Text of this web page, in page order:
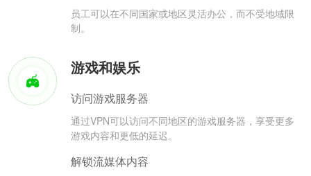
员工可以在不同国家或地区灵活办公，而不受地域限
制。
游戏和娱乐
访问游戏服务器
通过VPN可以访问不同地区的游戏服务器，享受更多
游戏内容和更低的延迟。
解锁流媒体内容